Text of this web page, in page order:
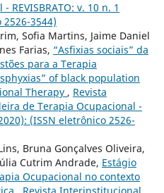
REVISBRATO: v. 10 n. 1
2526-3544)
Sofia Martins, Jaime Daniel
Farias, “Asfixias sociais” da
para a Terapia
of black population
Therapy , Revista
de Terapia Ocupacional -
(ISSN eletrônico 2526-
Bruna Gonçalves Oliveira,
Cutrim Andrade, Estágio
Ocupacional no contexto
, Revista Interinstitucional